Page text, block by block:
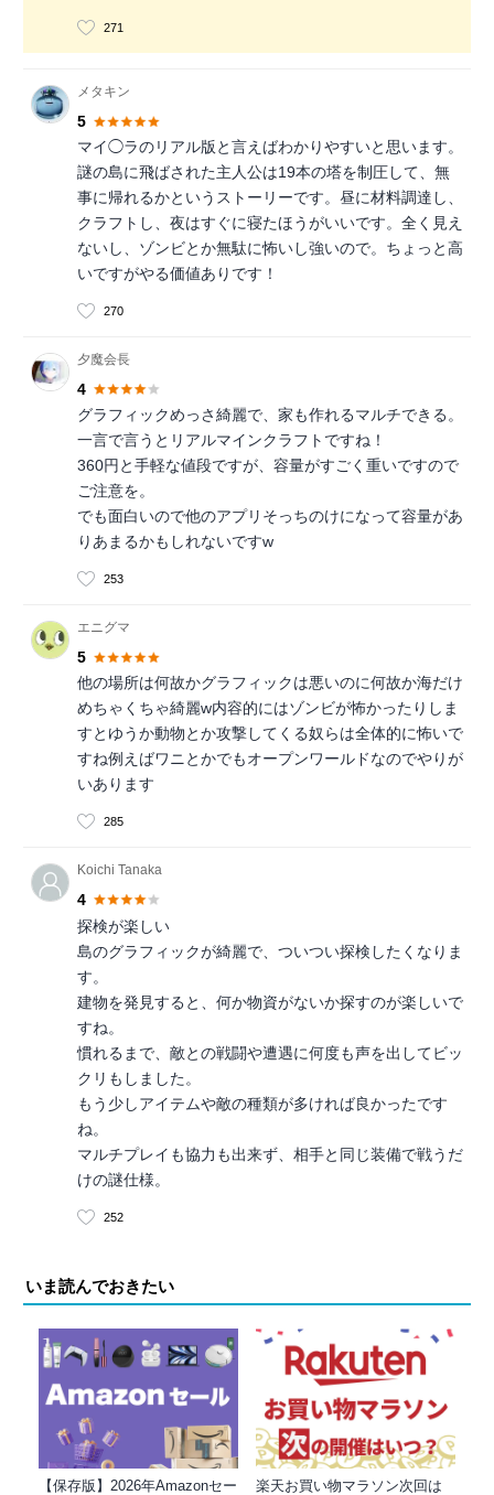
271
メタキン
5
マイ◯ラのリアル版と言えばわかりやすいと思います。
謎の島に飛ばされた主人公は19本の塔を制圧して、無
事に帰れるかというストーリーです。昼に材料調達し、
クラフトし、夜はすぐに寝たほうがいいです。全く見え
ないし、ゾンビとか無駄に怖いし強いので。ちょっと高
いですがやる価値ありです！
270
夕魔会長
4
グラフィックめっさ綺麗で、家も作れるマルチできる。
一言で言うとリアルマインクラフトですね！
360円と手軽な値段ですが、容量がすごく重いですので
ご注意を。
でも面白いので他のアプリそっちのけになって容量があ
りあまるかもしれないですw
253
エニグマ
5
他の場所は何故かグラフィックは悪いのに何故か海だけ
めちゃくちゃ綺麗w内容的にはゾンビが怖かったりしま
すとゆうか動物とか攻撃してくる奴らは全体的に怖いで
すね例えばワニとかでもオープンワールドなのでやりが
いあります
285
Koichi Tanaka
4
探検が楽しい
島のグラフィックが綺麗で、ついつい探検したくなりま
す。
建物を発見すると、何か物資がないか探すのが楽しいで
すね。
慣れるまで、敵との戦闘や遭遇に何度も声を出してビッ
クリもしました。
もう少しアイテムや敵の種類が多ければ良かったです
ね。
マルチプレイも協力も出来ず、相手と同じ装備で戦うだ
けの謎仕様。
252
いま読んでおきたい
【保存版】2026年Amazonセー
楽天お買い物マラソン次回は